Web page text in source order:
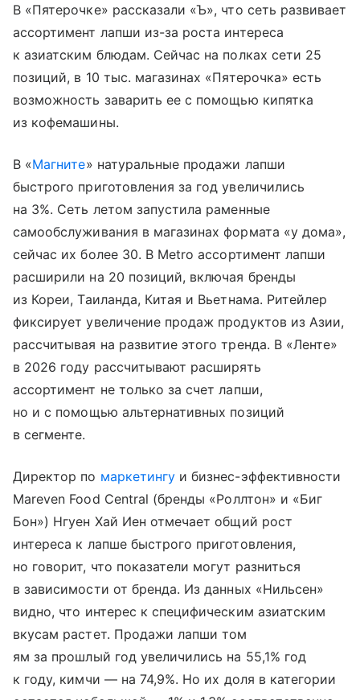
В «Пятерочке» рассказали «Ъ», что сеть развивает
ассортимент лапши из-за роста интереса
к азиатским блюдам. Сейчас на полках сети 25
позиций, в 10 тыс. магазинах «Пятерочка» есть
возможность заварить ее с помощью кипятка
из кофемашины.
В «Магните» натуральные продажи лапши
быстрого приготовления за год увеличились
на 3%. Сеть летом запустила раменные
самообслуживания в магазинах формата «у дома»,
сейчас их более 30. В Metro ассортимент лапши
расширили на 20 позиций, включая бренды
из Кореи, Таиланда, Китая и Вьетнама. Ритейлер
фиксирует увеличение продаж продуктов из Азии,
рассчитывая на развитие этого тренда. В «Ленте»
в 2026 году рассчитывают расширять
ассортимент не только за счет лапши,
но и с помощью альтернативных позиций
в сегменте.
Директор по маркетингу и бизнес-эффективности
Mareven Food Central (бренды «Роллтон» и «Биг
Бон») Нгуен Хай Иен отмечает общий рост
интереса к лапше быстрого приготовления,
но говорит, что показатели могут разниться
в зависимости от бренда. Из данных «Нильсен»
видно, что интерес к специфическим азиатским
вкусам растет. Продажи лапши том
ям за прошлый год увеличились на 55,1% год
к году, кимчи — на 74,9%. Но их доля в категории